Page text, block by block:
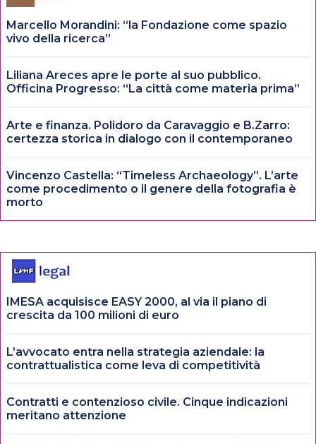
Marcello Morandini: “la Fondazione come spazio
vivo della ricerca”
Liliana Areces apre le porte al suo pubblico.
Officina Progresso: “La città come materia prima”
Arte e finanza. Polidoro da Caravaggio e B.Zarro:
certezza storica in dialogo con il contemporaneo
Vincenzo Castella: “Timeless Archaeology”. L’arte
come procedimento o il genere della fotografia è
morto
IMESA acquisisce EASY 2000, al via il piano di
crescita da 100 milioni di euro
L’avvocato entra nella strategia aziendale: la
contrattualistica come leva di competitività
Contratti e contenzioso civile. Cinque indicazioni
meritano attenzione